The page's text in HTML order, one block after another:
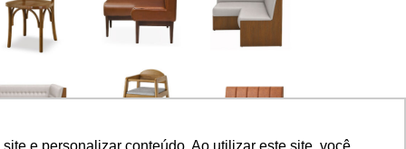
e personalizar conteúdo. Ao utilizar este site, você